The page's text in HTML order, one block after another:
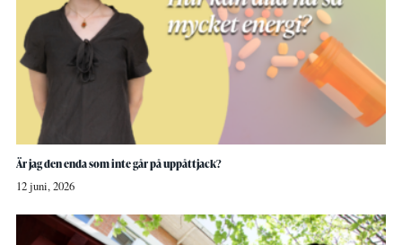
Är jag den enda som inte går på uppåttjack?
12 juni, 2026